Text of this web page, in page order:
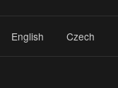
English Czech